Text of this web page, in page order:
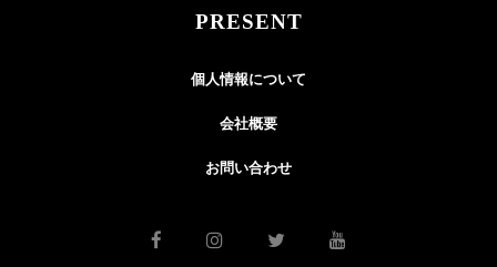
PRESENT
個人情報について
会社概要
お問い合わせ